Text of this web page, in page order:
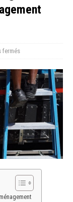
fermés